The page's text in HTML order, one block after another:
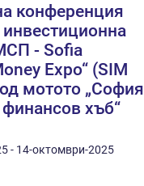
конференция
- Sofia
Expo“ (SIM
мотото „София
хъб“
- 14-октомври-2025